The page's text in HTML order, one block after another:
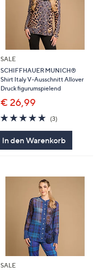
SALE
SCHIFFHAUER MUNICH®
Shirt Italy V-Ausschnitt Allover
Druck figurumspielend
€ 26,99
5.0
von
(3)3
In den Warenkorb
SALE